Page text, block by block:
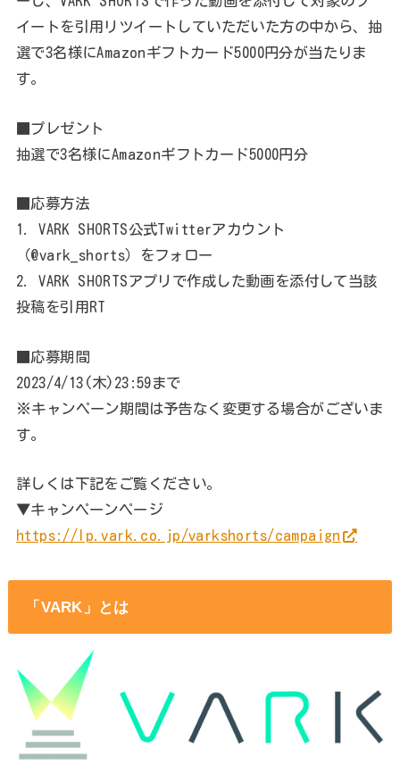
※イメージはGIF画像となっておりますので、ご視聴環
ビサイト内にてご確認いただけます。
VARK SHORTS リリース記念 動画投稿キャンペ
VARK SHORTSのリリースを記念して、Amazonギフト券